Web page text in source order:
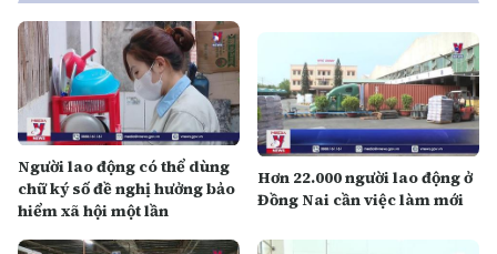
Người lao động có thể dùng
chữ ký số đề nghị hưởng bảo
hiểm xã hội một lần
Hơn 22.000 người lao động ở
Đồng Nai cần việc làm mới